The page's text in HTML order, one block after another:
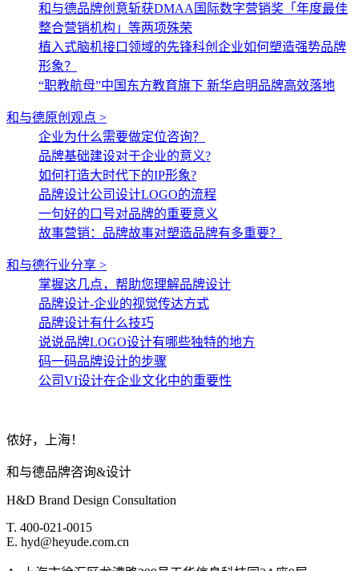
和与德品牌创意斩获DMAA国际数字营销奖「年度最佳
整合营销机构」等两项殊荣
植入式脑机接口领域的先锋科创企业如何塑造强势品牌
形象？
“职教航母”中国东方教育旗下 新华启明品牌高效落地
和与德原创观点 >
企业为什么需要做定位咨询？
品牌基础建设对于企业的意义?
如何打造大时代下的IP形象?
品牌设计公司设计LOGO的流程
一句好的口号对品牌的重要意义
故事营销：品牌故事对塑造品牌有多重要？
和与德行业分享 >
掌握这几点，帮助您理解品牌设计
品牌设计-企业的视觉传达方式
品牌设计有什么技巧
说说品牌LOGO设计有哪些独特的地方
码一码品牌设计的步骤
公司VI设计在企业文化中的重要性
侬好，上海！
和与德品牌咨询&设计
H&D Brand Design Consultation
T. 400-021-0015
E. hyd@heyude.com.cn